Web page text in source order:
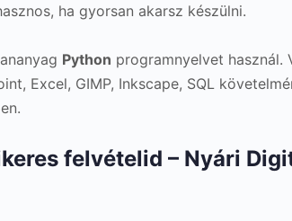
ha gyorsan akarsz készülni.
Python programnyelvet használ.
Excel, GIMP, Inkscape, SQL
felvételid – Nyári